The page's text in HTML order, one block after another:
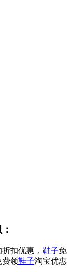
折扣优惠， 鞋子免
费领鞋子淘宝优惠